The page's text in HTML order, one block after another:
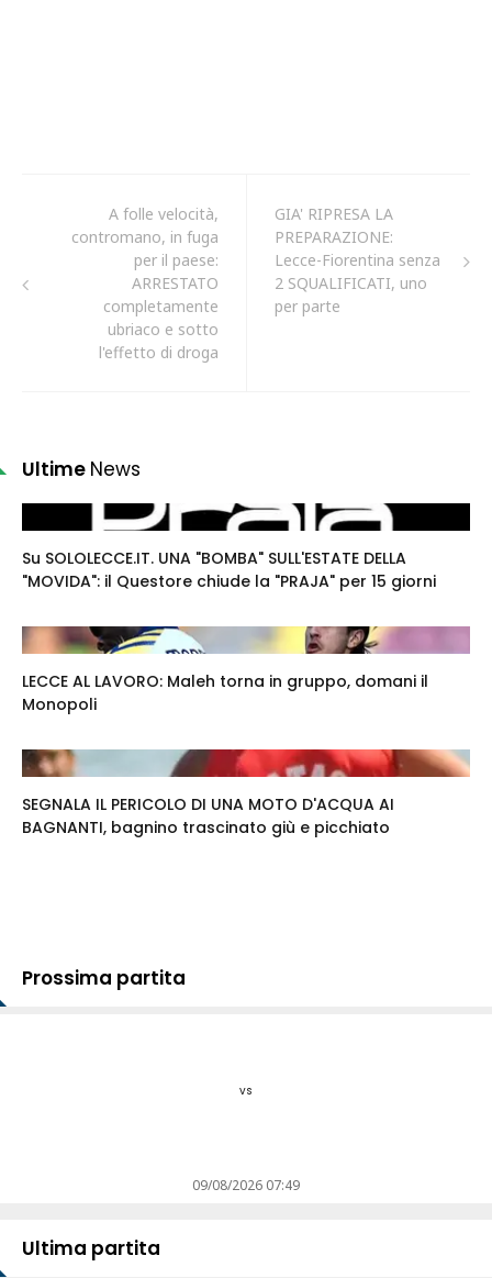
A folle velocità,
contromano, in fuga
per il paese:
ARRESTATO
completamente
ubriaco e sotto
l'effetto di droga
GIA' RIPRESA LA
PREPARAZIONE:
Lecce-Fiorentina senza
2 SQUALIFICATI, uno
per parte
Ultime News
Su SOLOLECCE.IT. UNA "BOMBA" SULL'ESTATE DELLA
"MOVIDA": il Questore chiude la "PRAJA" per 15 giorni
LECCE AL LAVORO: Maleh torna in gruppo, domani il
Monopoli
SEGNALA IL PERICOLO DI UNA MOTO D'ACQUA AI
BAGNANTI, bagnino trascinato giù e picchiato
Prossima partita
vs
09/08/2026 07:49
Ultima partita